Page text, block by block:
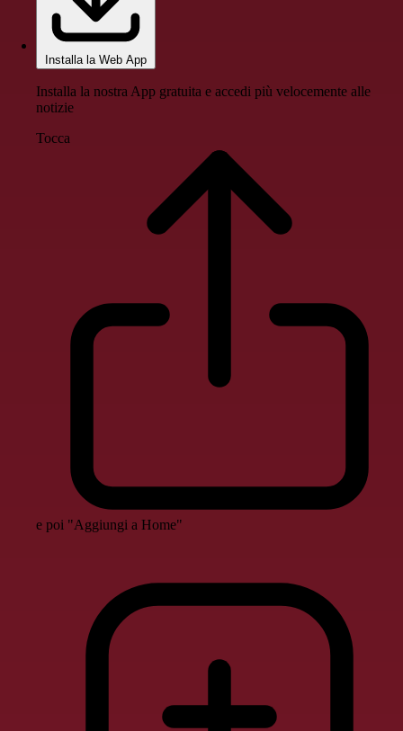
Installa la Web App
Installa la nostra App gratuita e accedi più velocemente alle
notizie
Tocca
e poi "Aggiungi a Home"